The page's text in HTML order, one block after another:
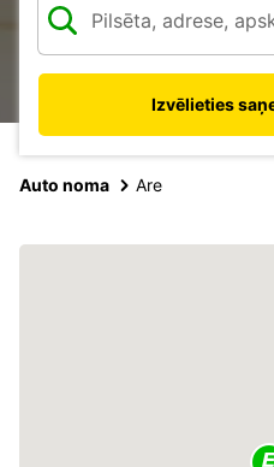
Izvēlieties
Auto noma Are